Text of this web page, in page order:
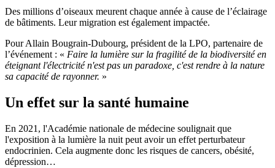
Des millions d’oiseaux meurent chaque année à cause de l’éclairage
de bâtiments. Leur migration est également impactée.
Pour Allain Bougrain-Dubourg, président de la LPO, partenaire de
l’événement : « Faire la lumière sur la fragilité de la biodiversité en
éteignant l'électricité n'est pas un paradoxe, c'est rendre à la nature
sa capacité de rayonner. »
Un effet sur la santé humaine
En 2021, l'Académie nationale de médecine soulignait que
l'exposition à la lumière la nuit peut avoir un effet perturbateur
endocrinien. Cela augmente donc les risques de cancers, obésité,
dépression…